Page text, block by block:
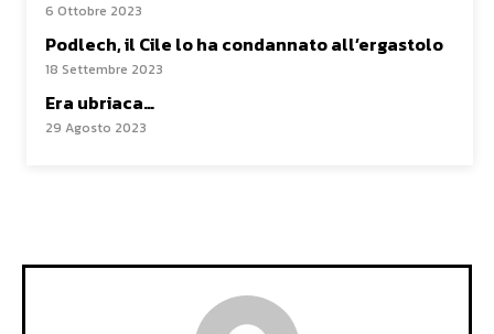
6 Ottobre 2023
Podlech, il Cile lo ha condannato all’ergastolo
18 Settembre 2023
Era ubriaca…
29 Agosto 2023